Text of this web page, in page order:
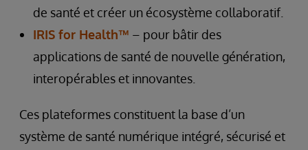
de santé et créer un écosystème collaboratif.
IRIS for Health™ – pour bâtir des
applications de santé de nouvelle génération,
interopérables et innovantes.
Ces plateformes constituent la base d’un
système de santé numérique intégré, sécurisé et